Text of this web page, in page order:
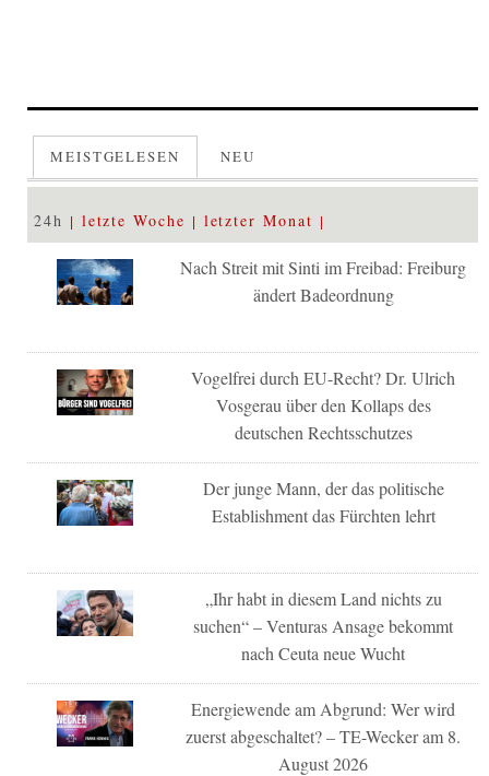
MEISTGELESEN NEU
24h letzte Woche letzter Monat
Nach Streit mit Sinti im Freibad: Freiburg
ändert Badeordnung
Vogelfrei durch EU-Recht? Dr. Ulrich
Vosgerau über den Kollaps des
deutschen Rechtsschutzes
Der junge Mann, der das politische
Establishment das Fürchten lehrt
„Ihr habt in diesem Land nichts zu
suchen“ – Venturas Ansage bekommt
nach Ceuta neue Wucht
Energiewende am Abgrund: Wer wird
zuerst abgeschaltet? – TE-Wecker am 8.
August 2026